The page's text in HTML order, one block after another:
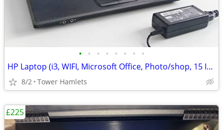
• • • • • • • •
HP Laptop (i3, WIFI, Microsoft Office, Photo/shop, 15 Inch, Win 10, PC
8/2 Tower Hamlets
£225